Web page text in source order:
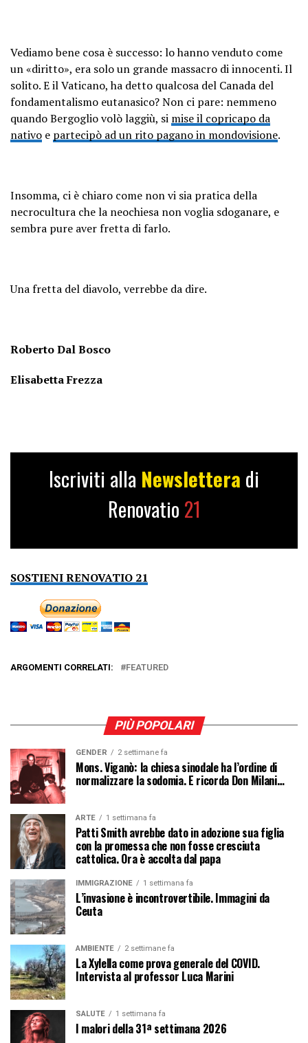
Vediamo bene cosa è successo: lo hanno venduto come
un «diritto», era solo un grande massacro di innocenti. Il
solito. E il Vaticano, ha detto qualcosa del Canada del
fondamentalismo eutanasico? Non ci pare: nemmeno
quando Bergoglio volò laggiù, si mise il copricapo da
nativo e partecipò ad un rito pagano in mondovisione.
Insomma, ci è chiaro come non vi sia pratica della
necrocultura che la neochiesa non voglia sdoganare, e
sembra pure aver fretta di farlo.
Una fretta del diavolo, verrebbe da dire.
Roberto Dal Bosco
Elisabetta Frezza
Iscriviti alla Newslettera di
Renovatio 21
SOSTIENI RENOVATIO 21
ARGOMENTI CORRELATI: FEATURED
PIÙ POPOLARI
GENDER 2 settimane fa
Mons. Viganò: la chiesa sinodale ha l’ordine di
normalizzare la sodomia. E ricorda Don Milani…
ARTE 1 settimana fa
Patti Smith avrebbe dato in adozione sua figlia
con la promessa che non fosse cresciuta
cattolica. Ora è accolta dal papa
IMMIGRAZIONE 1 settimana fa
L’invasione è incontrovertibile. Immagini da
Ceuta
AMBIENTE 2 settimane fa
La Xylella come prova generale del COVID.
Intervista al professor Luca Marini
SALUTE 1 settimana fa
I malori della 31ª settimana 2026